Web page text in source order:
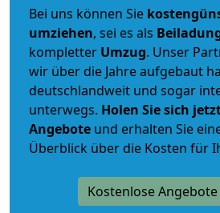
Bei uns können Sie
umziehen, sei es als
kompletter Umzug. Unser
wir über die Jahre aufgebaut
deutschlandweit und sogar
unterwegs. Holen Sie sich
Angebote und erhalten Sie
Überblick über die Kosten für
Kostenlose